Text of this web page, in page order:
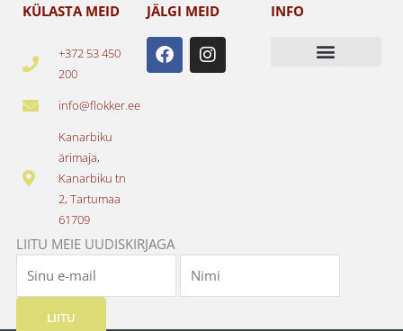
KÜLASTA MEID
+372 53 450
200
info@flokker.ee
Kanarbiku
ärimaja,
Kanarbiku tn
2, Tartumaa
61709
JÄLGI MEID
F
a
c
I
n
s
INFO
LIITU MEIE UUDISKIRJAGA
LIITU